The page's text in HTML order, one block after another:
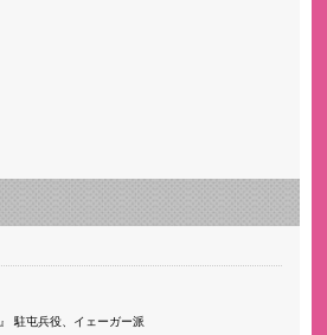
駐屯兵役、イェーガー派